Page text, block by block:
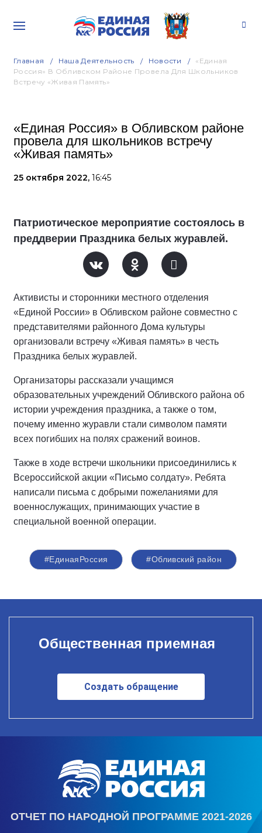
Главная Наша Деятельность Новости
«Единая
Россия» В Обливском Районе Провела Для Школьников
Встречу «Живая Память»
«Единая Россия» в Обливском районе
провела для школьников встречу
«Живая память»
25 октября 2022, 16:45
Патриотическое мероприятие состоялось в
преддверии Праздника белых журавлей.
Активисты и сторонники местного отделения
«Единой России» в Обливском районе совместно с
представителями районного Дома культуры
организовали встречу «Живая память» в честь
Праздника белых журавлей.
Организаторы рассказали учащимся
образовательных учреждений Обливского района об
истории учреждения праздника, а также о том,
почему именно журавли стали символом памяти
всех погибших на полях сражений воинов.
Также в ходе встречи школьники присоединились к
Всероссийской акции «Письмо солдату». Ребята
написали письма с добрыми пожеланиями для
военнослужащих, принимающих участие в
специальной военной операции.
#‎ЕдинаяРоссия #Обливский район
Общественная приемная
Создать обращение
ОТЧЕТ ПО НАРОДНОЙ ПРОГРАММЕ 2021-2026